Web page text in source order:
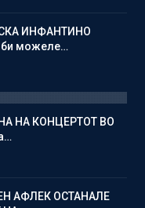
ИНФАНТИНО
би можеле…
НА КОНЦЕРТОТ ВО
АФЛЕК ОСТАНАЛЕ